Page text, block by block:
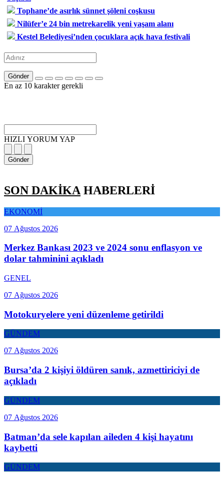
Tophane’de asırlık sünnet şöleni coşkusu
Nilüfer’e 24 bin metrekarelik yeni yaşam alanı
Kestel Belediyesi’nden çocuklara açık hava festivali
Gönder
En az 10 karakter gerekli
HIZLI YORUM YAP
Gönder
SON DAKİKA HABERLERİ
EKONOMİ
07 Ağustos 2026
Merkez Bankası 2023 ve 2024 sonu enflasyon ve
dolar tahminini açıkladı
GENEL
07 Ağustos 2026
Motokuryelere yeni düzenleme getirildi
GÜNDEM
07 Ağustos 2026
Bursa’da 2 kişiyi öldüren sanık, azmettiriciyi de
açıkladı
GÜNDEM
07 Ağustos 2026
Batman’da sele kapılan aileden 4 kişi hayatını
kaybetti
GÜNDEM